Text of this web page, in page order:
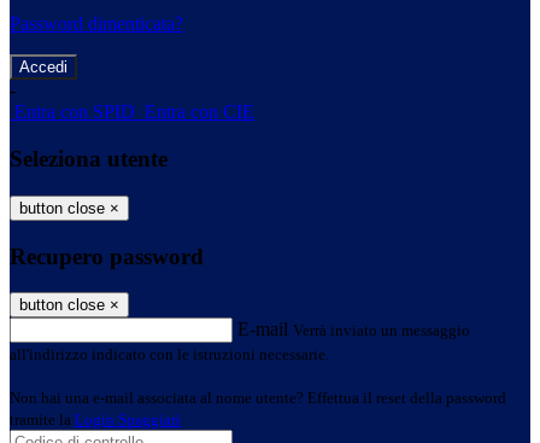
Password dimenticata?
-
Entra con SPID Entra con CIE
Seleziona utente
button close ×
Recupero password
button close ×
E-mail Verrà inviato un messaggio
all'indirizzo indicato con le istruzioni necessarie.
Non hai una e-mail associata al nome utente? Effettua il reset della password
tramite la Login Spaggiari